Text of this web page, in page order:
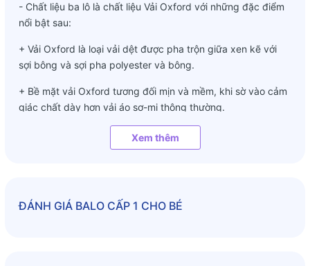
- Chất liệu ba lô là chất liệu Vải Oxford với những đặc điểm
nổi bật sau:
+ Vải Oxford là loại vải dệt được pha trộn giữa xen kẽ với
sợi bông và sợi pha polyester và bông.
+ Bề mặt vải Oxford tương đối mịn và mềm, khi sờ vào cảm
giác chất dày hơn vải áo sơ-mi thông thường.
+ Đặc tính chung của vải Oxford đó là Siêu bền, dai xé
không rách và rất nhẹ
trong quá trình sử dụng.
Xem thêm
ĐÁNH GIÁ BALO CẤP 1 CHO BÉ